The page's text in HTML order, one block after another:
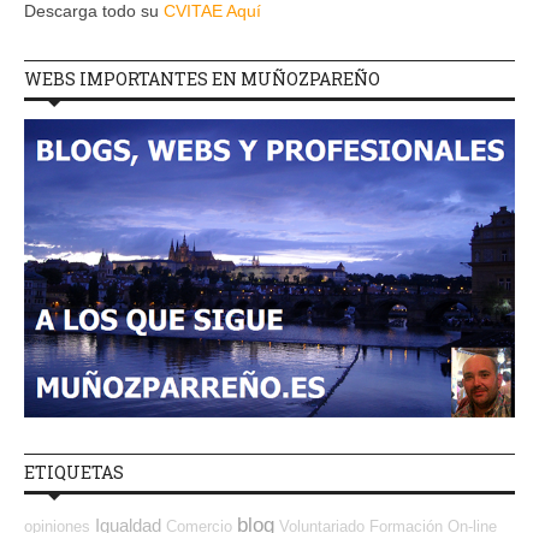
Descarga todo su CVITAE Aquí
WEBS IMPORTANTES EN MUÑOZPAREÑO
ETIQUETAS
opiniones Igualdad Comercio blog Voluntariado Formación On-line